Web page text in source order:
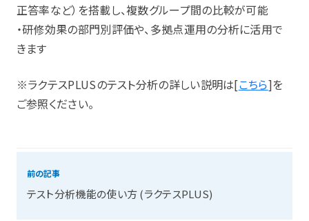
正答率など）を搭載し、複数グループ間の比較が可能
・研修効果の部門別評価や、多拠点運用の分析に活用で
きます
※ラクテスPLUSのテスト分析の詳しい説明は[こちら]を
ご参照ください。
前の記事
テスト分析機能の使い方 (ラクテスPLUS)